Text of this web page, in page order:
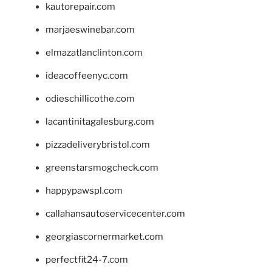
kautorepair.com
marjaeswinebar.com
elmazatlanclinton.com
ideacoffeenyc.com
odieschillicothe.com
lacantinitagalesburg.com
pizzadeliverybristol.com
greenstarsmogcheck.com
happypawspl.com
callahansautoservicecenter.com
georgiascornermarket.com
perfectfit24-7.com